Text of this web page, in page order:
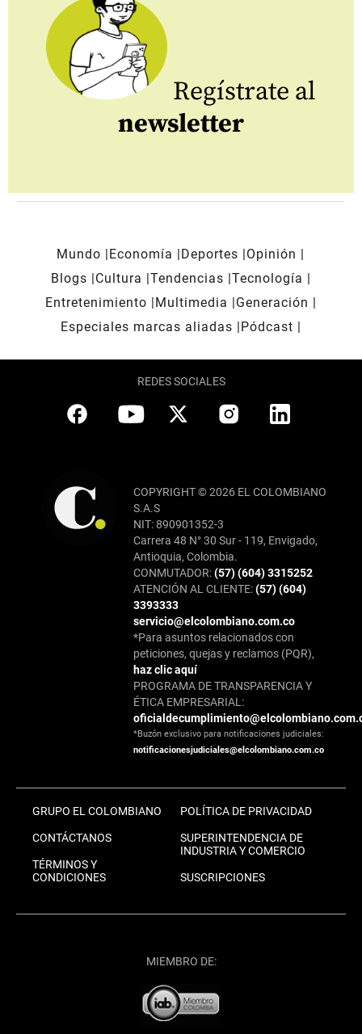
Regístrate al
newsletter
Mundo Economía Deportes
Opinión
Blogs
Cultura Tendencias Tecnología
Entretenimiento
Multimedia
Generación
Especiales marcas aliadas
Pódcast
REDES SOCIALES
COPYRIGHT © 2026 EL COLOMBIANO
S.A.S
NIT: 890901352-3
Carrera 48 N° 30 Sur - 119, Envigado,
Antioquia, Colombia.
CONMUTADOR:(57) (604) 3315252
ATENCIÓN AL CLIENTE:(57) (604)
3393333
servicio@elcolombiano.com.co
*Para asuntos relacionados con
peticiones, quejas y reclamos (PQR),
haz clic aquí
PROGRAMA DE TRANSPARENCIA Y
ÉTICA EMPRESARIAL:
*Buzón exclusivo para notificaciones judiciales:
notificacionesjudiciales@elcolombiano.com.co
GRUPO EL COLOMBIANO
CONTÁCTANOS
TÉRMINOS Y
CONDICIONES
POLÍTICA DE PRIVACIDAD
SUPERINTENDENCIA DE
INDUSTRIA Y COMERCIO
SUSCRIPCIONES
MIEMBRO DE: